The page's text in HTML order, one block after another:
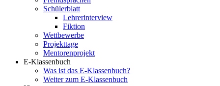
Schülerblatt
Lehrerinterview
Fiktion
Wettbewerbe
Projekttage
Mentorenprojekt
E-Klassenbuch
Was ist das E-Klassenbuch?
Weiter zum E-Klassenbuch